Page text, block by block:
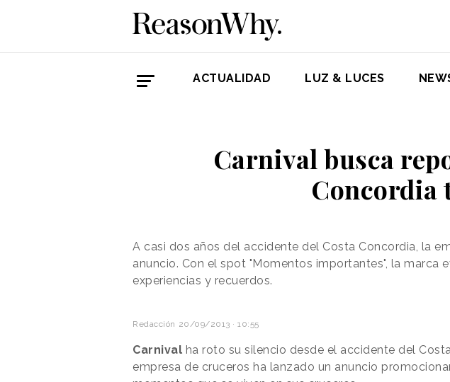
ACTUALIDAD LUZ & LUCES
Carnival busca
Concordia
A casi dos años del accidente del Costa Concordia, la
anuncio. Con el spot "Momentos importantes", la
experiencias y recuerdos.
Redacción 20/09/2013 · 10:55
Carnival ha roto su silencio desde el accidente del
empresa de cruceros ha lanzado un anuncio